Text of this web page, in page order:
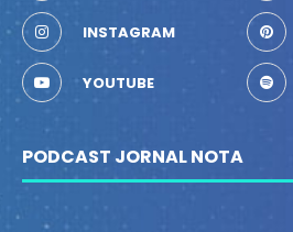
INSTAGRAM
YOUTUBE
PODCAST JORNAL NOTA